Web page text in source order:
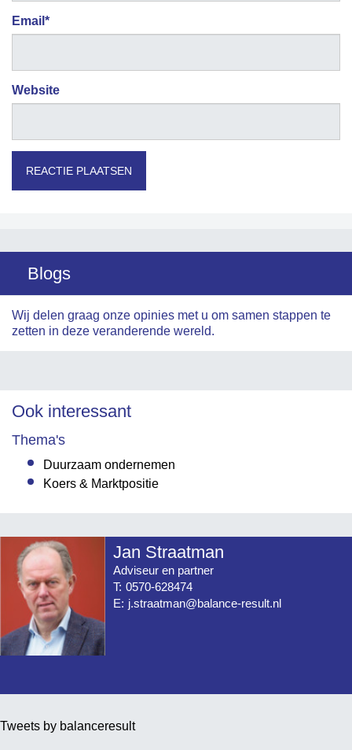
Email *
Website
Blogs
Wij delen graag onze opinies met u om samen stappen te
zetten in deze veranderende wereld.
Ook interessant
Thema's
Duurzaam ondernemen
Koers & Marktpositie
Jan Straatman
Adviseur en partner
T: 0570-628474
E: j.straatman@balance-result.nl
Tweets by balanceresult